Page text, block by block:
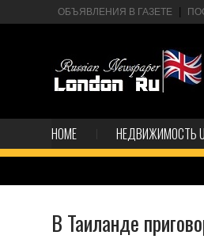
ОБЪЯВЛЕНИЯ В ГАЗЕТЕ
HOME НЕДВИЖИМОСТЬ
В Таиланде